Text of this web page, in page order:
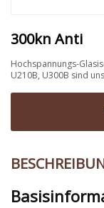
300kn Anti
Hochspannungs-
U210B, U300B sind